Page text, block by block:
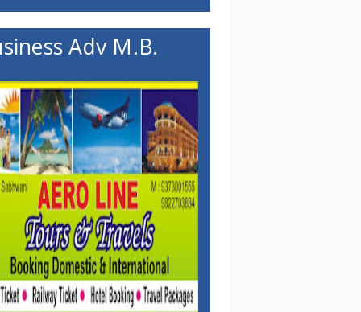
Adv M.B.